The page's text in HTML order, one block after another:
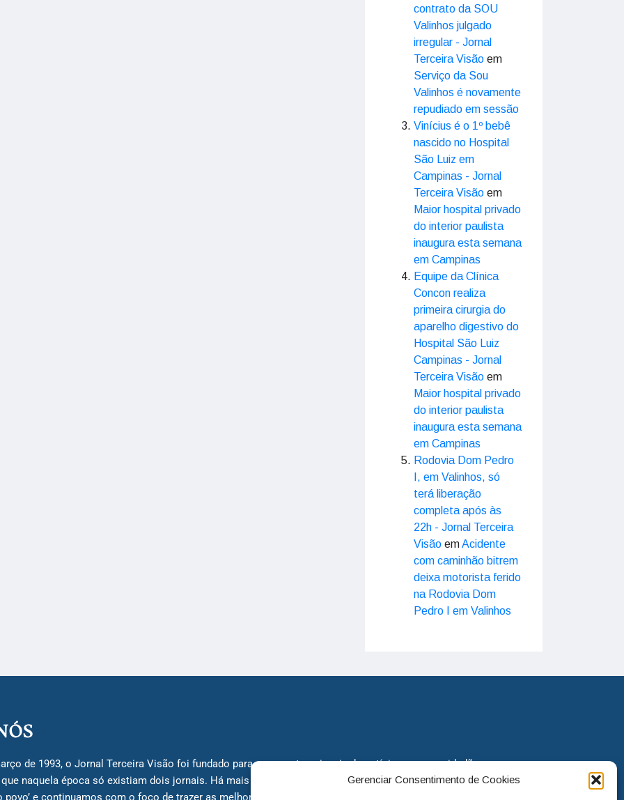
Gerenciar Consentimento de Cookies
contrato da SOU
Valinhos julgado
irregular - Jornal
Terceira Visão em
Serviço da Sou
Valinhos é novamente
repudiado em sessão
Vinícius é o 1º bebê
nascido no Hospital
São Luiz em
Campinas - Jornal
Terceira Visão em
Maior hospital privado
do interior paulista
inaugura esta semana
em Campinas
Equipe da Clínica
Concon realiza
primeira cirurgia do
aparelho digestivo do
Hospital São Luiz
Campinas - Jornal
Terceira Visão em
Maior hospital privado
do interior paulista
inaugura esta semana
em Campinas
Rodovia Dom Pedro
I, em Valinhos, só
terá liberação
completa após às
22h - Jornal Terceira
Visão emAcidente
com caminhão bitrem
deixa motorista ferido
na Rodovia Dom
Pedro I em Valinhos
de 1993, o Jornal Terceira Visão foi fundado para ser uma terceira via de notícias para os cidadãos
naquela época só existiam dois jornais. Há mais de 30 anos, o jornal continua assumindo o papel
povo’ e continuamos com o foco de trazer as melhores notícias. Nunca deixamos de lado as